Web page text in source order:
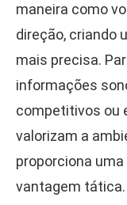
maneira como
direção, criando
mais precisa.
informações
competitivos ou
valorizam a
proporciona
vantagem tática.